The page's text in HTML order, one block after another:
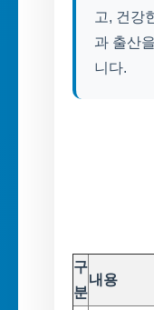
고, 건강
과 출산
니다.
구
분
내용